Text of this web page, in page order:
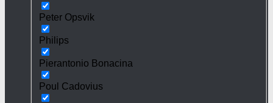
Peter Opsvik
Philips
Pierantonio Bonacina
Poul Cadovius